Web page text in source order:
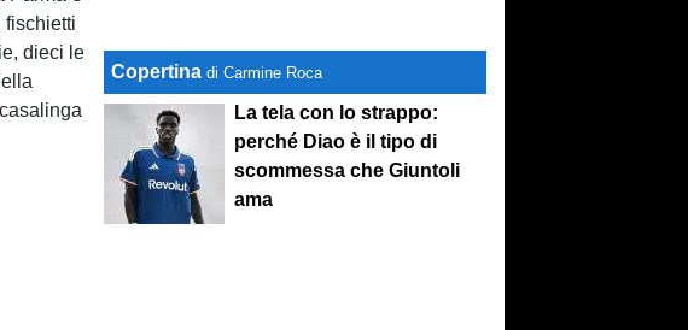
fischietti
dieci le
Copertina di Carmine Roca
La tela con lo strappo:
perché Diao è il tipo di
scommessa che Giuntoli
ama